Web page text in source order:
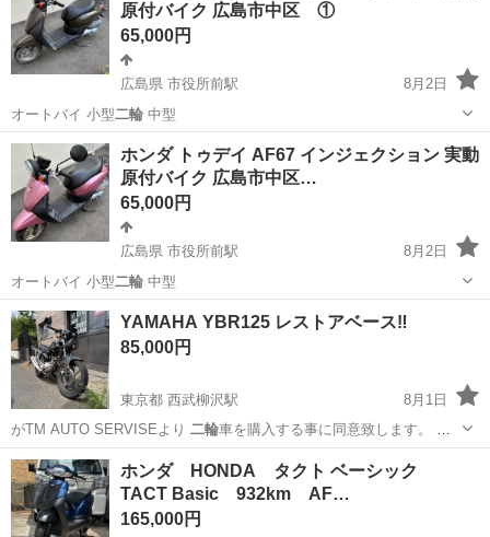
原付バイク 広島市中区 ①
65,000円
広島県 市役所前駅
8月2日
オートバイ 小型二輪中型
広島 広島市 市役所前駅 ホンダ オートバイ
ホンダ トゥデイ AF67 インジェクション 実動
原付バイク 広島市中区…
65,000円
広島県 市役所前駅
8月2日
オートバイ 小型二輪中型
広島 広島市 オートバイ
YAMAHA YBR125 レストアベース‼️
85,000円
東京都 西武柳沢駅
8月1日
がTM AUTO SERVISEより 二輪車を購入する事に同意致します。 保
護…
東京 西東京市 西武柳沢駅 ヤマハ
ホンダ HONDA タクト ベーシック
TACT Basic 932km AF…
165,000円